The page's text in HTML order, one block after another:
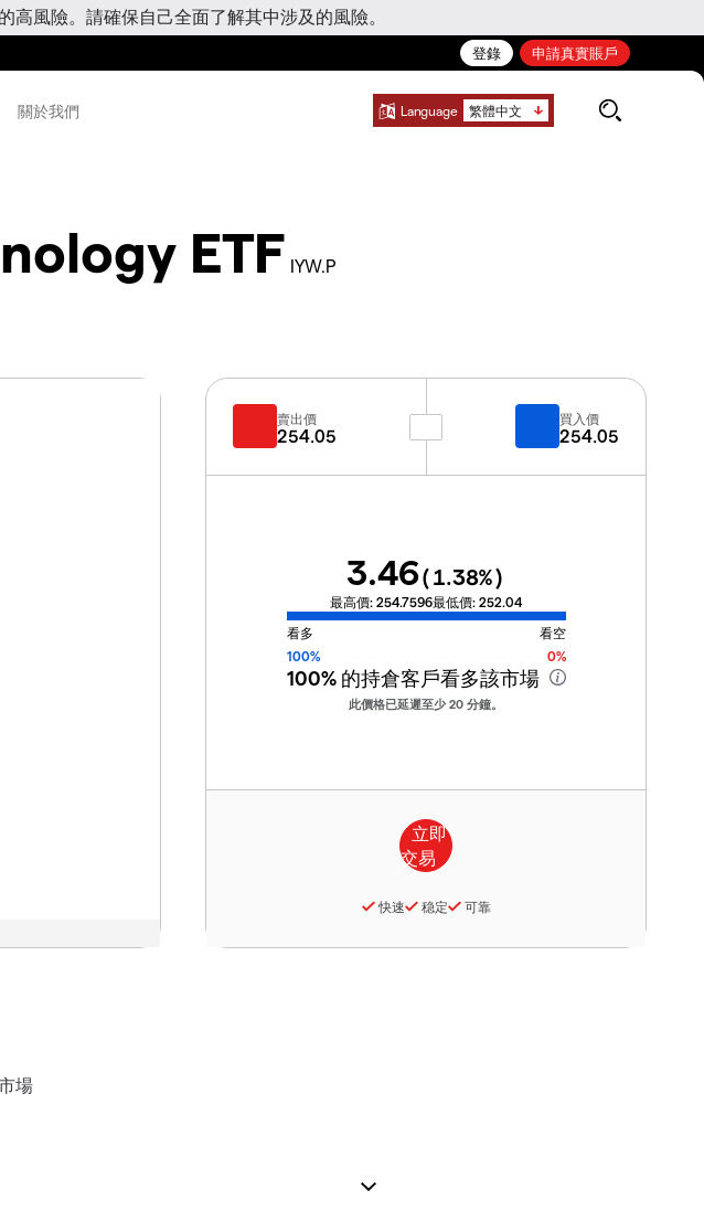
風險。請確保自己全面了解其中涉及的風險。
登錄 申請真實賬戶
關於我們 Language 繁體中文
ETF IYW.P
賣出價
254.05
買入價
254.05
3.46(1.38%)
最高價: 254.7596最低價: 252.04
看多
看空
100%
0%
100%的持倉客戶看多該市場
此價格已延遲至少 20 分鐘。
快速 稳定 可靠
場